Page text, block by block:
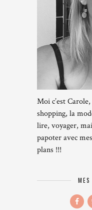
Moi c’est
shopping, la
lire, voyager,
papoter avec
plans !!!
MES